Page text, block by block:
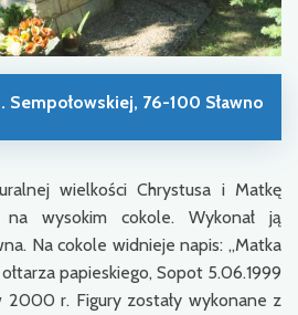
Sempołowskiej, 76-100 Sławno
wielkości Chrystusa i Matkę
na wysokim cokole. Wykonał ją
Na cokole widnieje napis: „Matka
papieskiego, Sopot 5.06.1999
2000 r. Figury zostały wykonane z